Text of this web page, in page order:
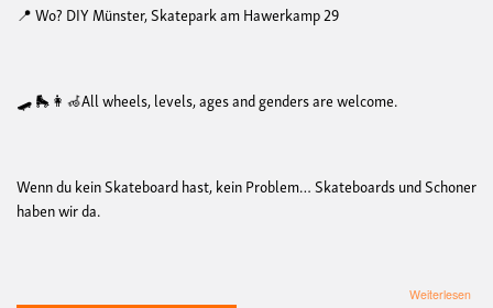
📍 Wo? DIY Münster, Skatepark am Hawerkamp 29
🛹 🛼👩‍🦽All wheels, levels, ages and genders are welcome.
Wenn du kein Skateboard hast, kein Problem… Skateboards und Schoner
haben wir da.
Weiterlesen